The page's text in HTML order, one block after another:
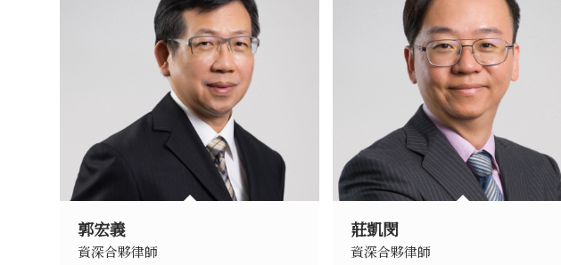
郭宏義
資深合夥律師
莊凱閔
資深合夥律師